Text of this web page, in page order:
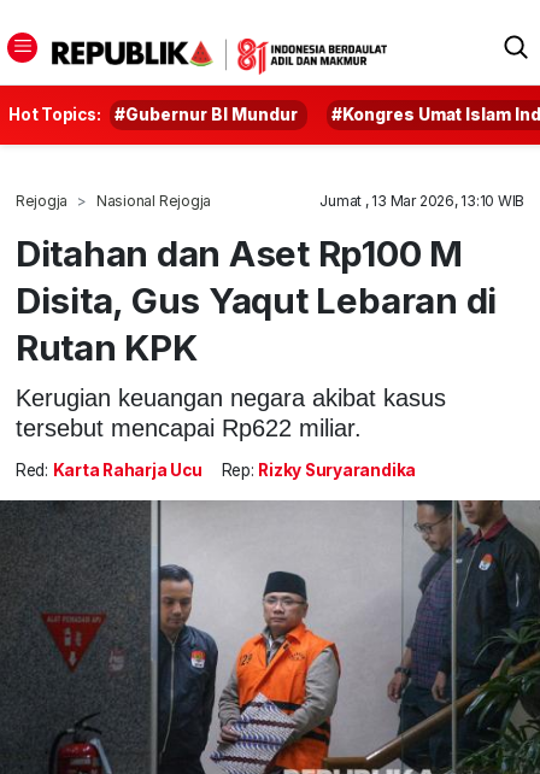
Hot Topics: #Gubernur BI Mundur #Kongres Umat Islam
Rejogja Nasional Rejogja Jumat , 13 Mar 2026, 13:10 WIB
Ditahan dan Aset Rp100 M
Disita, Gus Yaqut Lebaran di
Rutan KPK
Kerugian keuangan negara akibat kasus
tersebut mencapai Rp622 miliar.
Red: Karta Raharja Ucu Rep: Rizky Suryarandika